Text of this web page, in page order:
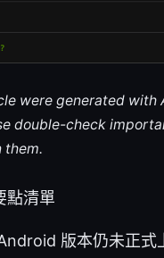
were generated with
double-check
them.
點清單
版本仍未正式